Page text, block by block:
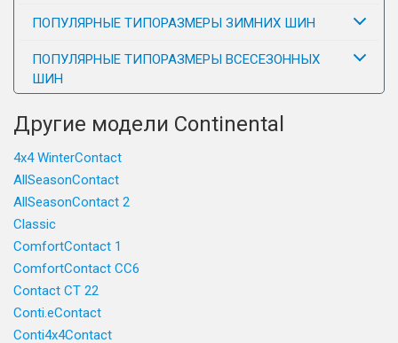
ПОПУЛЯРНЫЕ ТИПОРАЗМЕРЫ ЗИМНИХ ШИН
ПОПУЛЯРНЫЕ ТИПОРАЗМЕРЫ ВСЕСЕЗОННЫХ
ШИН
Другие модели Continental
4x4 WinterContact
AllSeasonContact
AllSeasonContact 2
Classic
ComfortContact 1
ComfortContact CC6
Contact CT 22
Conti.eContact
Conti4x4Contact